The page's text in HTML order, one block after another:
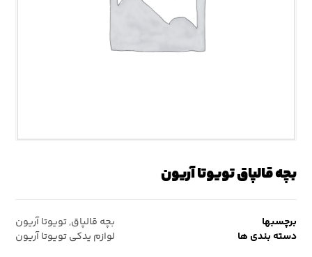
بچه قالپاق تویوتا آریون
برچسبها بچه قالپاق,تویوتا آریون
دسته بندی ها
لوازم یدکی تویوتا آریون